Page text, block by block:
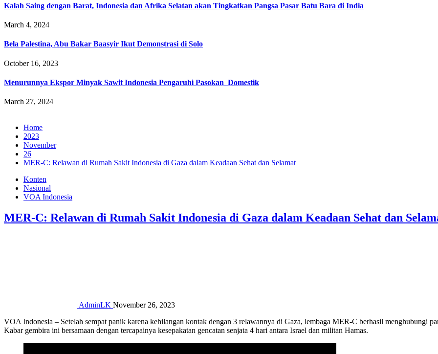
Kalah Saing dengan Barat, Indonesia dan Afrika Selatan akan Tingkatkan Pangsa Pasar Batu Bara di India
March 4, 2024
Bela Palestina, Abu Bakar Baasyir Ikut Demonstrasi di Solo
October 16, 2023
Menurunnya Ekspor Minyak Sawit Indonesia Pengaruhi Pasokan Domestik
March 27, 2024
Home
2023
November
26
MER-C: Relawan di Rumah Sakit Indonesia di Gaza dalam Keadaan Sehat dan Selamat
Konten
Nasional
VOA Indonesia
MER-C: Relawan di Rumah Sakit Indonesia di Gaza dalam Keadaan Sehat dan
AdminLK November 26, 2023
VOA Indonesia – Setelah sempat panik karena kehilangan kontak dengan 3 relawannya di Gaza, lembaga MER-C berhasil menghubungi
Kabar gembira ini bersamaan dengan tercapainya kesepakatan gencatan senjata 4 hari antara Israel dan militan Hamas.